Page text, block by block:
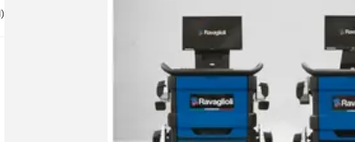
61 products